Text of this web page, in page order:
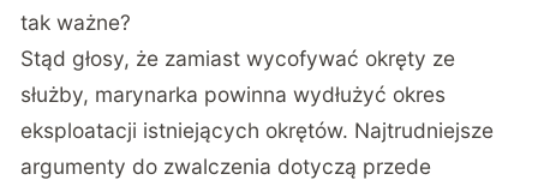
tak ważne?
Stąd głosy, że zamiast wycofywać okręty ze
służby, marynarka powinna wydłużyć okres
eksploatacji istniejących okrętów. Najtrudniejsze
argumenty do zwalczenia dotyczą przede